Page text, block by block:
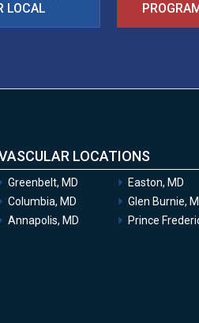
LOCAL
LOCATIONS
Greenbelt, MD
Columbia, MD
Annapolis, MD
Easton, MD
Glen Burnie,
Prince